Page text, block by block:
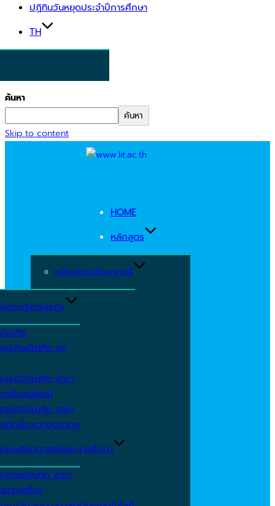
ปฏิทินวันหยุดประจำปีการศึกษา
TH
ค้นหา
ค้นหา
Skip to content
HOME
หลักสูตร
หลักสูตรปริญญาตรี
คณะบริหารธุรกิจ
ณฑิต
ธุรกิจบัณฑิต สา
ธุรกิจบัณฑิต สาขา
รกิจสมัยใหม่
ธุรกิจบัณฑิต สาขา
ติกส์ระหว่างประเทศ
คณะศิลปศาสตร์และการศึกษา
สตรบัณฑิต สาขา
ท่องเที่ยว